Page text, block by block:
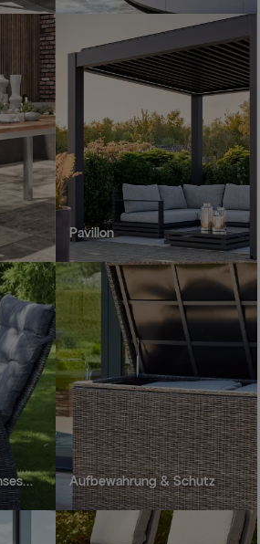
Pavillon
Gartenstühle & Gartensessel Aufbewahrung & Schutz